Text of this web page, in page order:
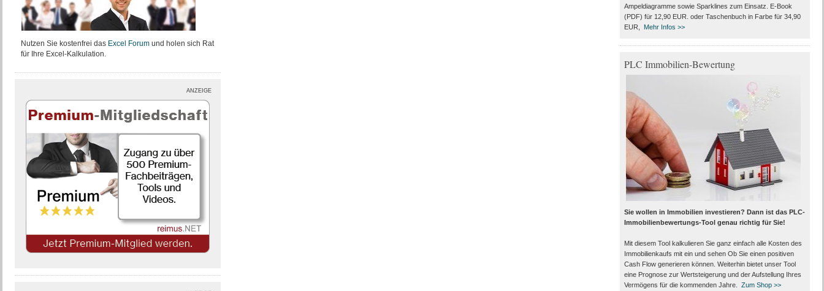
Nutzen Sie kostenfrei das Excel Forumund holen sich Rat
für Ihre Excel-Kalkulation.
ANZEIGE
Ampeldiagramme sowie Sparklines zum Einsatz. E-Book
(PDF) für 12,90 EUR. oder Taschenbuch in Farbe für 34,90
EUR,
Mehr Infos >>
PLC Immobilien-Bewertung
Sie wollen in Immobilien investieren? Dann ist das PLC-
Immobilienbewertungs-Tool genau richtig für Sie!
Mit diesem Tool kalkulieren Sie ganz einfach alle Kosten des
Immobilienkaufs mit ein und sehen Ob Sie einen positiven
Cash Flow generieren können. Weiterhin bietet unser Tool
eine Prognose zur Wertsteigerung und der Aufstellung Ihres
Vermögens für die kommenden Jahre. Zum Shop >>